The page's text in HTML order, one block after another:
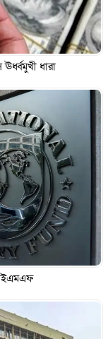
ধারা
আইএমএফ